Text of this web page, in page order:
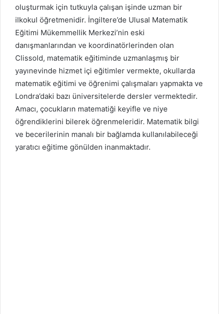
oluşturmak için tutkuyla çalışan işinde uzman bir
ilkokul öğretmenidir. İngiltere’de Ulusal Matematik
Eğitimi Mükemmellik Merkezi’nin eski
danışmanlarından ve koordinatörlerinden olan
Clissold, matematik eğitiminde uzmanlaşmış bir
yayınevinde hizmet içi eğitimler vermekte, okullarda
matematik eğitimi ve öğrenimi çalışmaları yapmakta ve
Londra’daki bazı üniversitelerde dersler vermektedir.
Amacı, çocukların matematiği keyifle ve niye
öğrendiklerini bilerek öğrenmeleridir. Matematik bilgi
ve becerilerinin manalı bir bağlamda kullanılabileceği
yaratıcı eğitime gönülden inanmaktadır.